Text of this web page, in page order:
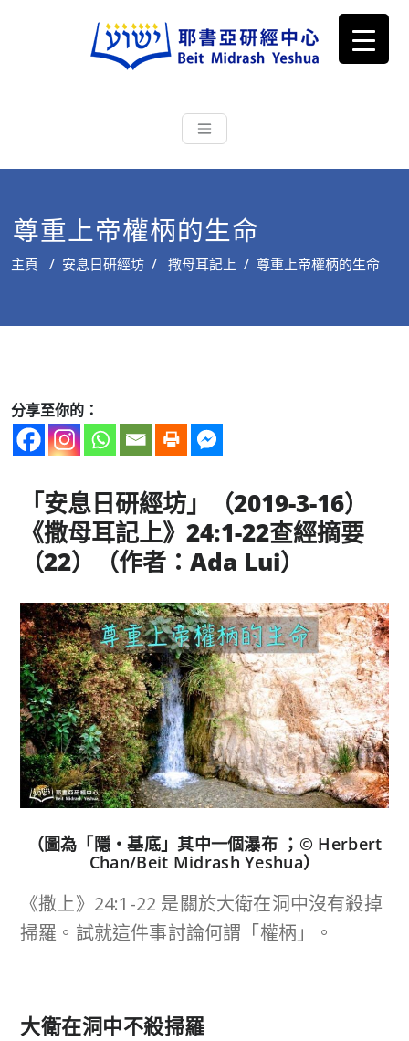
耶書亞研經中心
根源明白聖經，成為更好的門徒
尊重上帝權柄的生命
主頁 / 安息日研經坊 / 撒母耳記上 / 尊重上帝權柄的生命
分享至你的：
「安息日研經坊」（2019-3-16）
《撒母耳記上》24:1-22查經摘要
（22）（作者：Ada Lui）
（圖為「隱‧基底」其中一個瀑布 ； © Herbert
Chan/Beit Midrash Yeshua）
《撒上》24:1-22 是關於大衛在洞中沒有殺掉
掃羅。試就這件事討論何謂「權柄」。
大衛在洞中不殺掃羅